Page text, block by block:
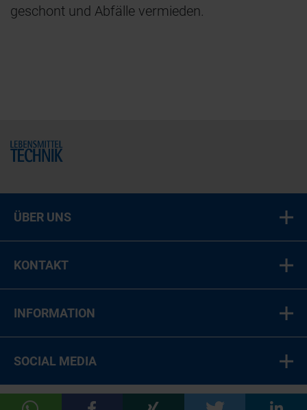
geschont und Abfälle vermieden.
Home
ÜBER UNS
KONTAKT
INFORMATION
SOCIAL MEDIA